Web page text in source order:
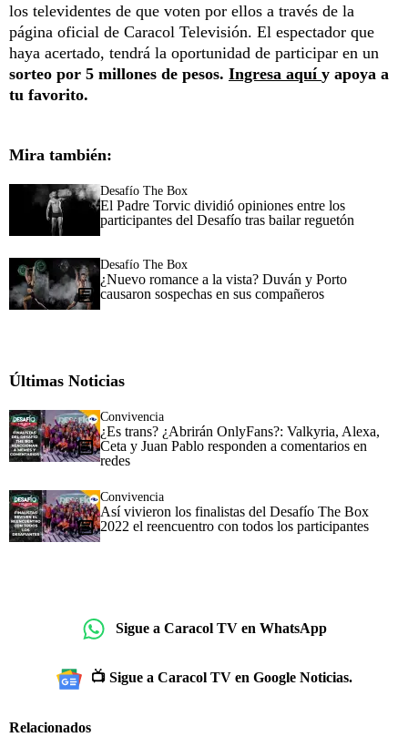
los televidentes de que voten por ellos a través de la
página oficial de Caracol Televisión. El espectador que
haya acertado, tendrá la oportunidad de participar en un
sorteo por 5 millones de pesos. Ingresa aquí y apoya a
tu favorito.
Mira también:
Desafío The Box
El Padre Torvic dividió opiniones entre los
participantes del Desafío tras bailar reguetón
Desafío The Box
¿Nuevo romance a la vista? Duván y Porto
causaron sospechas en sus compañeros
Últimas Noticias
Convivencia
¿Es trans? ¿Abrirán OnlyFans?: Valkyria, Alexa,
Ceta y Juan Pablo responden a comentarios en
redes
Convivencia
Así vivieron los finalistas del Desafío The Box
2022 el reencuentro con todos los participantes
Sigue a Caracol TV en WhatsApp
📺 Sigue a Caracol TV en Google Noticias.
Relacionados